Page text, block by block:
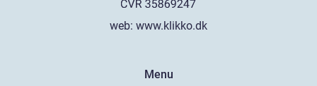
web: www.klikko.dk
Menu